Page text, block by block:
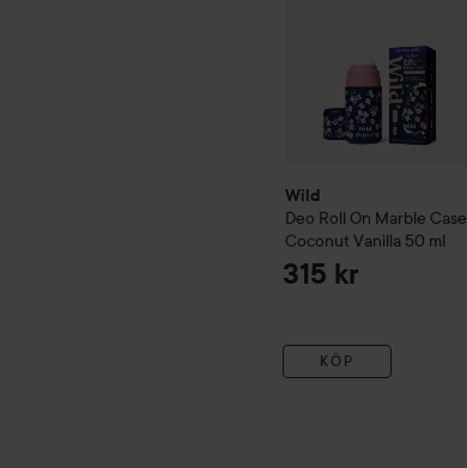
Wild
Deo Roll On Marble Case
Coconut Vanilla 50 ml
315 kr
KÖP